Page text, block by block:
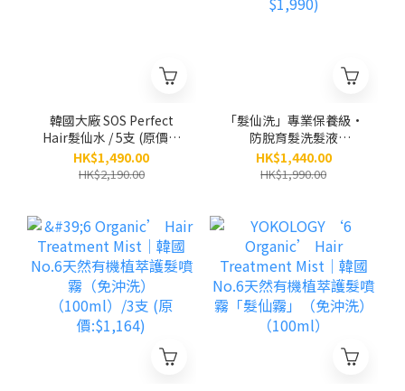
韓國大廠 SOS Perfect
Hair髮仙水 / 5支 (原價：
$2,190)
HK$1,490.00
HK$2,190.00
「髮仙洗」專業保養級•
防脫育髮洗髮液
（300ml）/ 5支 (原價
$1,990)
HK$1,440.00
HK$1,990.00